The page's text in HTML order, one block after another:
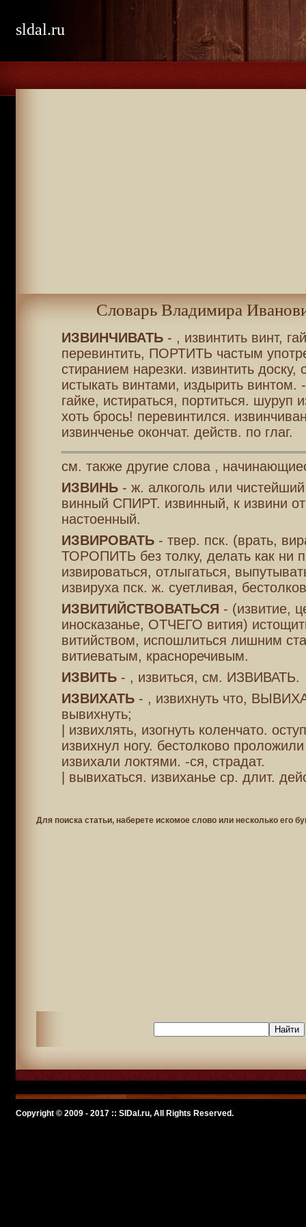
sldal.ru
Словарь Владимира
ИЗВИНЧИВАТЬ- , извинтить винт,
перевинтить, ПОРТИТЬ частым
стиранием нарезки. извинтить доску,
истыкать винтами, издырить винтом.
гайке, истираться, портиться. шуруп
хоть брось! перевинтился.
извинченье окончат. действ. по глаг.
см. также другие слова ,
ИЗВИНЬ- ж. алкоголь или
винный СПИРТ. извинный, к извини
настоенный.
ИЗВИРОВАТЬ- твер. пск. (врать,
ТОРОПИТЬ без толку, делать как ни
извироваться, отлыгаться,
извируха пск. ж. суетливая,
ИЗВИТИЙСТВОВАТЬСЯ - (извитие,
иносказанье, ОТЧЕГО вития)
витийством, испошлиться лишним
витиеватым, красноречивым.
ИЗВИТЬ- , извиться, см. ИЗВИВАТЬ.
ИЗВИХАТЬ- , извихнуть что,
вывихнуть;
| извихлять, изогнуть коленчато.
извихнул ногу. бестолково
извихали локтями. -ся, страдат.
| вывихаться. извиханье ср. длит.
Для поиска статьи, наберете искомое слово или несколько его
Copyright © 2009 - 2017 :: SlDal.ru, All Rights Reserved.